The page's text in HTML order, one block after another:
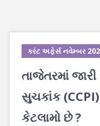
કરંટ અફેર્સ નવેમ્બર
તાજેતરમાં
સુચકાંક
કેટલામો છે ?